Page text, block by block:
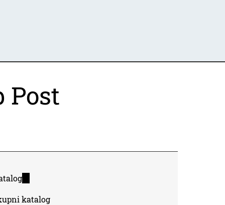
Post
(link
katalog